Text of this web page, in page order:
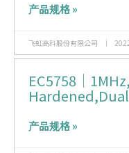
产品规格 »
飞虹高科股份有限公司
EC5758｜
产品规格 »